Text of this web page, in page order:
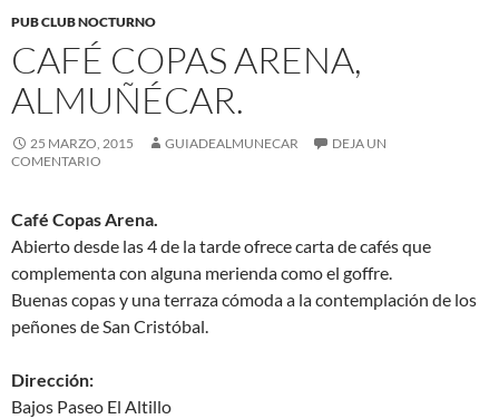
PUB CLUB NOCTURNO
CAFÉ COPAS ARENA,
ALMUÑÉCAR.
25 MARZO, 2015 GUIADEALMUNECAR
DEJA UN
COMENTARIO
Café Copas Arena.
Abierto desde las 4 de la tarde ofrece carta de cafés que
complementa con alguna merienda como el goffre.
Buenas copas y una terraza cómoda a la contemplación de los
peñones de San Cristóbal.
Dirección:
Bajos Paseo El Altillo